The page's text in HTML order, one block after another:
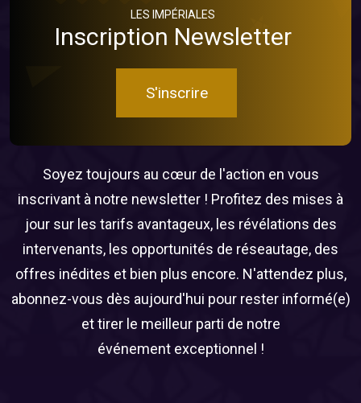
LES IMPÉRIALES
Inscription Newsletter
S'inscrire
Soyez toujours au cœur de l'action en vous
inscrivant à notre newsletter ! Profitez des mises à
jour sur les tarifs avantageux, les révélations des
intervenants, les opportunités de réseautage, des
offres inédites et bien plus encore. N'attendez plus,
abonnez-vous dès aujourd'hui pour rester informé(e)
et tirer le meilleur parti de notre
événement exceptionnel !